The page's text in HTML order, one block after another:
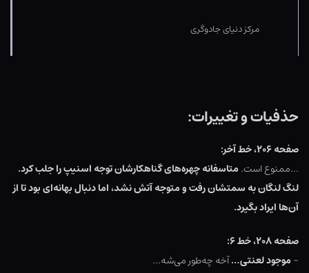
مرکز دنیای جادوگری
حذفیات و تغییرات:
صفحه ۲۰۶، خط آخر:
…ممنوع است. متاسفانه چهره‌های گناهکارشان توجه اسنیپ را جلب کرد.
لنگ لنگان به سمتشان رفت و متوجه آتش نشد، اما دنبال بهانه‌ای بود تا از
آن‌ها ایراد بگیرد.
صفحه ۲۰۸، خط ۶:
– موجود لعنتی…آخه چه‌طور می‌شه…